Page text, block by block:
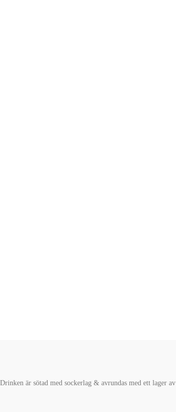
är sötad med sockerlag & avrundas med ett lager av